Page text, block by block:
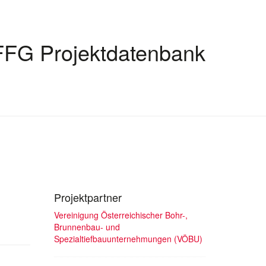
Projektdatenbank
Projektpartner
Vereinigung Österreichischer Bohr-,
Brunnenbau- und
Spezialtiefbauunternehmungen (VÖBU)